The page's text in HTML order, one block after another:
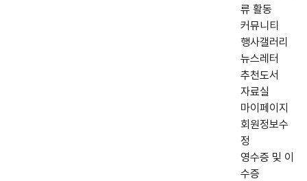
류 활동
커뮤니티
행사갤러리
뉴스레터
추천도서
자료실
마이페이지
회원정보수
정
영수증 및 이
수증